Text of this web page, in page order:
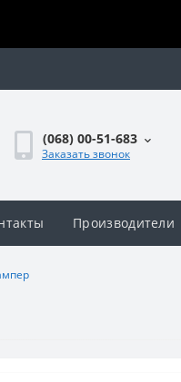
(068) 00-51-683
Заказать звонок
Производители